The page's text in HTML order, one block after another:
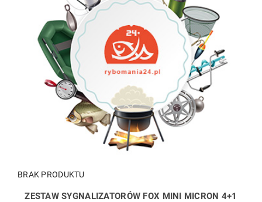
BRAK PRODUKTU
ZESTAW SYGNALIZATORÓW FOX MINI MICRON 4+1